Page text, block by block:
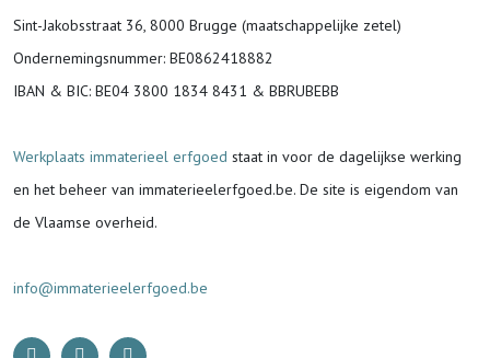
Sint-Jakobsstraat 36, 8000 Brugge (maatschappelijke zetel)
Ondernemingsnummer: BE0862418882
IBAN & BIC: BE04 3800 1834 8431 & BBRUBEBB
Werkplaats immaterieel erfgoed staat in voor de dagelijkse werking
en het beheer van immaterieelerfgoed.be. De site is eigendom van
de Vlaamse overheid.
info@immaterieelerfgoed.be